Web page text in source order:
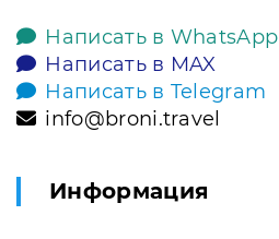
Написать в WhatsApp
Написать в MAX
Написать в Telegram
info@broni.travel
Информация